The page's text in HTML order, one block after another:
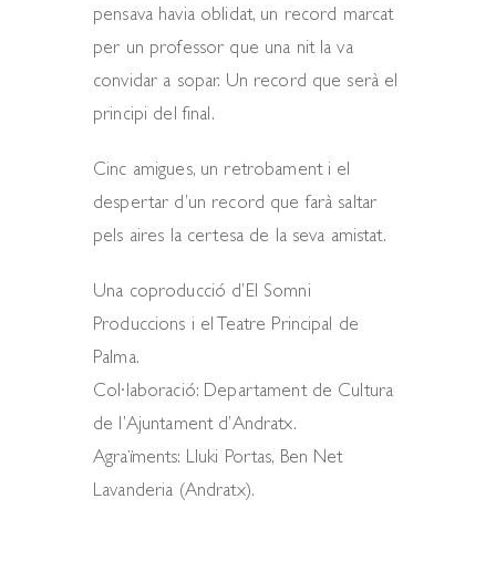
pensava havia oblidat, un record marcat
per un professor que una nit la va
convidar a sopar. Un record que serà el
principi del final.
Cinc amigues, un retrobament i el
despertar d’un record que farà saltar
pels aires la certesa de la seva amistat.
Una coproducció d’El Somni
Produccions i el Teatre Principal de
Palma.
Col·laboració: Departament de Cultura
de l’Ajuntament d’Andratx.
Agraïments: Lluki Portas, Ben Net
Lavanderia (Andratx).